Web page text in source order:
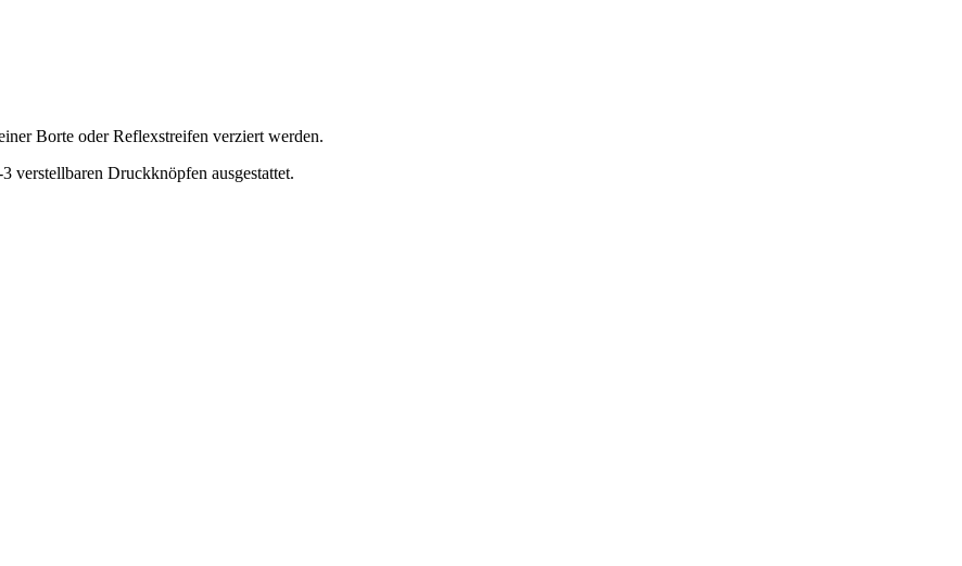
Borte oder Reflexstreifen verziert werden.
verstellbaren Druckknöpfen ausgestattet.